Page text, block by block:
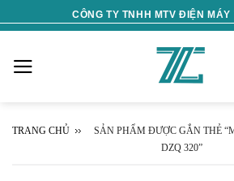
to
CÔNG TY TNHH MTV ĐIỆN MÁY
TRANG CHỦ
SẢN PHẨM ĐƯỢC GẮN THẺ
DZQ 320”